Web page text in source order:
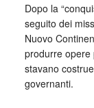
Dopo la
seguito dei
Nuovo
produrre opere
stavano
governanti.